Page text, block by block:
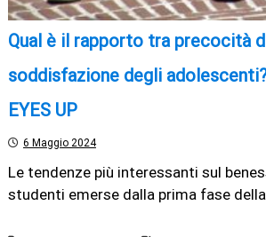
Qual è il rapporto tra precocità
soddisfazione degli
EYES UP
6 Maggio 2024
Le tendenze più interessanti sul
studenti emerse dalla prima fase della